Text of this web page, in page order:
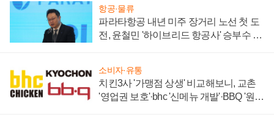
항공·물류
파라타항공 내년 미주 장거리 노선 첫 도
전, 윤철민 '하이브리드 항공사' 승부수 통
소비자·유통
치킨3사 '가맹점 상생' 비교해보니, 교촌
'영업권 보호'·bhc '신메뉴 개발'·BBQ '원가